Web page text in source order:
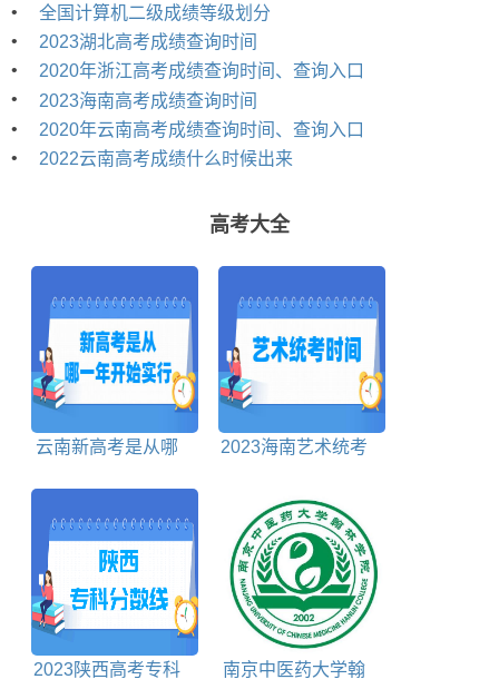
•
全国计算机二级成绩等级划分
•
2023湖北高考成绩查询时间
•
2020年浙江高考成绩查询时间、查询入口
•
2023海南高考成绩查询时间
•
2020年云南高考成绩查询时间、查询入口
•
2022云南高考成绩什么时候出来
高考大全
云南新高考是从哪
2023海南艺术统考
2023陕西高考专科
南京中医药大学翰